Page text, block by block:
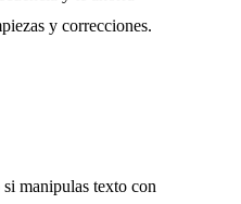
y correcciones.
manipulas texto con